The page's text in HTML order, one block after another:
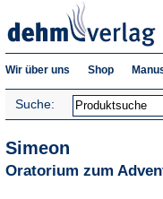
Wir über uns Shop
Suche:
Simeon
Oratorium zum